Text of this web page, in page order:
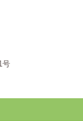
号